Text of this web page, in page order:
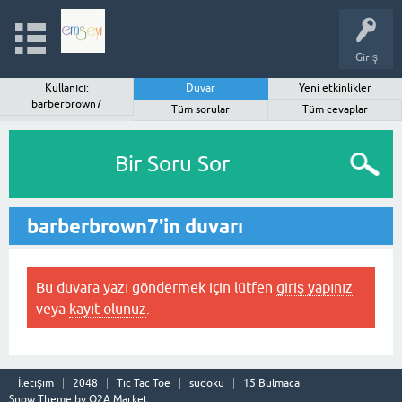
Giriş
Kullanıcı:
barberbrown7
Duvar
Yeni etkinlikler
Tüm sorular
Tüm cevaplar
Bir Soru Sor
barberbrown7'in duvarı
Bu duvara yazı göndermek için lütfen giriş yapınız
veya kayıt olunuz
İletişim 2048 Tic Tac Toe sudoku
15 Bulmaca
Snow Theme by Q2A Market